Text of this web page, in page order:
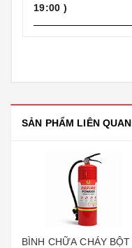
19:00 )
SẢN PHẨM LIÊN QUAN
BÌNH CHỮA CHÁY BỘT